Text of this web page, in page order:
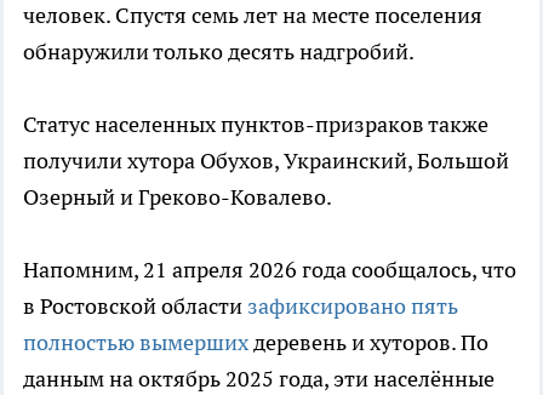
человек. Спустя семь лет на месте поселения
обнаружили только десять надгробий.
Статус населенных пунктов-призраков также
получили хутора Обухов, Украинский, Большой
Озерный и Греково-Ковалево.
Напомним, 21 апреля 2026 года сообщалось, что
в Ростовской области зафиксировано пять
полностью вымершихдеревень и хуторов. По
данным на октябрь 2025 года, эти населённые